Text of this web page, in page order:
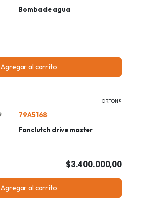
Bomba de agua
Agregar al carrito
HORTON®
79A5168
Fanclutch drive master
$3.400.000,00
Agregar al carrito